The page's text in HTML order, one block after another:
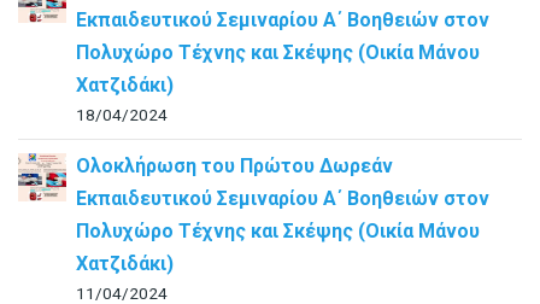
Εκπαιδευτικού Σεμιναρίου Α΄ Βοηθειών στον
Πολυχώρο Τέχνης και Σκέψης (Οικία Μάνου
Χατζιδάκι)
18/04/2024
Ολοκλήρωση του Πρώτου Δωρεάν
Εκπαιδευτικού Σεμιναρίου Α΄ Βοηθειών στον
Πολυχώρο Τέχνης και Σκέψης (Οικία Μάνου
Χατζιδάκι)
11/04/2024